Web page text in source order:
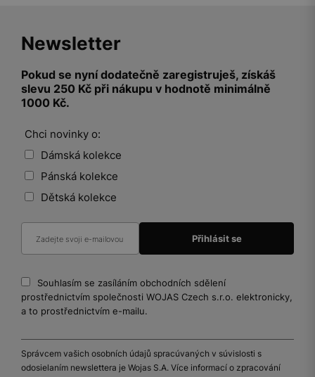
Newsletter
Pokud se nyní dodatečně zaregistruješ, získáš
slevu 250 Kč při nákupu v hodnotě minimálně
1000 Kč.
Chci novinky o:
Dámská kolekce
Pánská kolekce
Dětská kolekce
Souhlasím se zasíláním obchodních sdělení
prostřednictvím společnosti WOJAS Czech s.r.o. elektronicky,
a to prostřednictvím e-mailu.
Správcem vašich osobních údajů spracúvaných v súvislosti s
odosielaním newslettera je Wojas S.A. Více informací o zpracování